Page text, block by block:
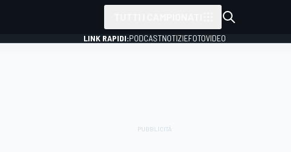
LINK RAPIDI:PODCASTNOTIZIEFOTOVIDEO